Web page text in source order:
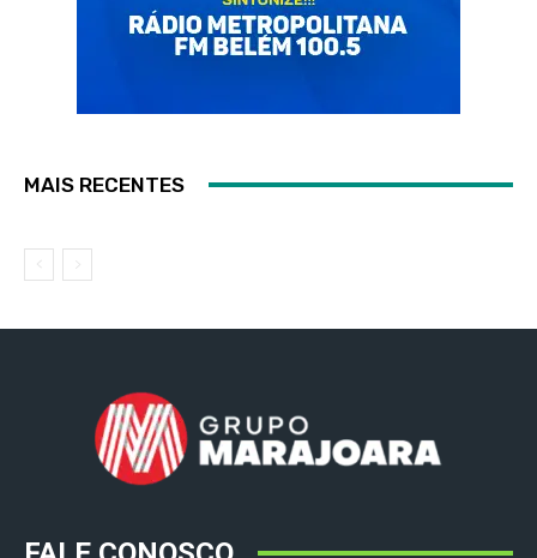
MAIS RECENTES